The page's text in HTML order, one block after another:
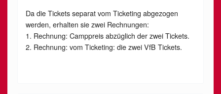
Da die Tickets separat vom Ticketing abgezogen
werden, erhalten sie zwei Rechnungen:
1. Rechnung: Camppreis abzüglich der zwei Tickets.
2. Rechnung: vom Ticketing: die zwei VfB Tickets.